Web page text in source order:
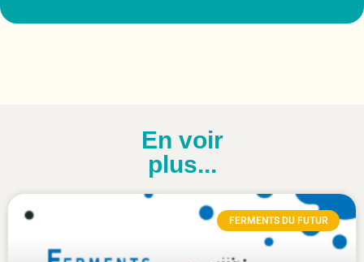
En voir
plus...
FERMENTS DU FUTUR